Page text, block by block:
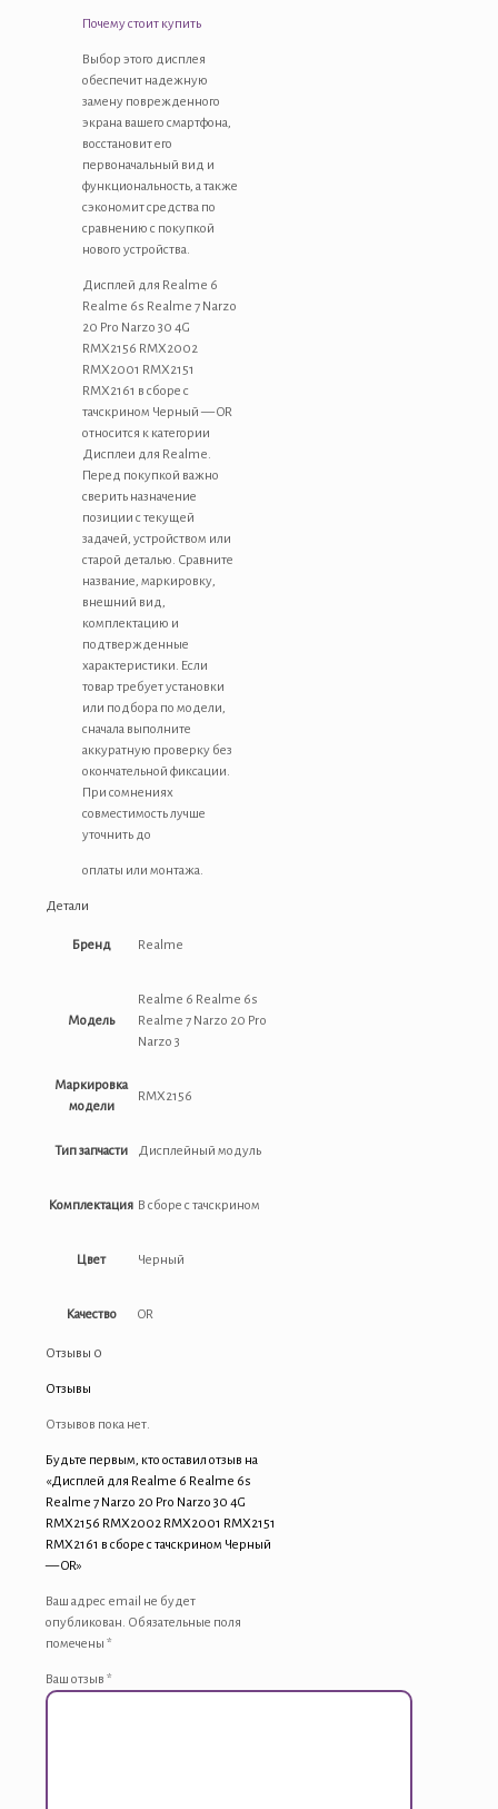
Почему стоит купить
Выбор этого дисплея
обеспечит надежную
замену поврежденного
экрана вашего смартфона,
восстановит его
первоначальный вид и
функциональность, а также
сэкономит средства по
сравнению с покупкой
нового устройства.
Дисплей для Realme 6
Realme 6s Realme 7 Narzo
20 Pro Narzo 30 4G
RMX2156 RMX2002
RMX2001 RMX2151
RMX2161 в сборе с
тачскрином Черный — OR
относится к категории
Дисплеи для Realme.
Перед покупкой важно
сверить назначение
позиции с текущей
задачей, устройством или
старой деталью. Сравните
название, маркировку,
внешний вид,
комплектацию и
подтвержденные
характеристики. Если
товар требует установки
или подбора по модели,
сначала выполните
аккуратную проверку без
окончательной фиксации.
При сомнениях
совместимость лучше
уточнить до
оплаты или монтажа.
Детали
Бренд Realme
Модель
Realme 6 Realme 6s
Realme 7 Narzo 20 Pro
Narzo 3
Маркировка
модели
RMX2156
Тип запчасти Дисплейный модуль
Комплектация В сборе с тачскрином
Цвет Черный
Качество OR
Отзывы 0
Отзывы
Отзывов пока нет.
Будьте первым, кто оставил отзыв на
«Дисплей для Realme 6 Realme 6s
Realme 7 Narzo 20 Pro Narzo 30 4G
RMX2156 RMX2002 RMX2001 RMX2151
RMX2161 в сборе с тачскрином Черный
— OR»
Ваш адрес email не будет
опубликован. Обязательные поля
помечены *
Ваш отзыв *